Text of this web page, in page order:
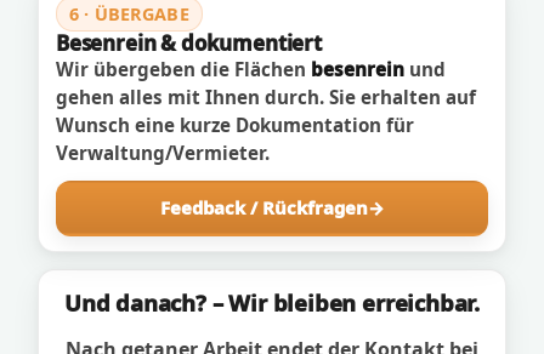
6 · ÜBERGABE
Besenrein & dokumentiert
Wir übergeben die Flächen besenrein und
gehen alles mit Ihnen durch. Sie erhalten auf
Wunsch eine kurze Dokumentation für
Verwaltung/Vermieter.
Feedback / Rückfragen
Und danach? – Wir bleiben erreichbar.